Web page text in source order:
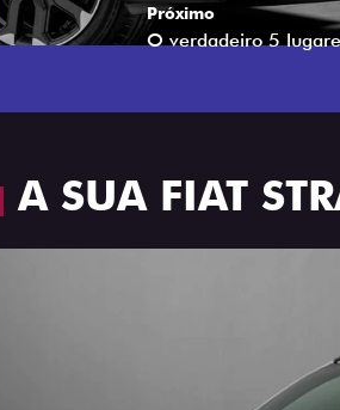
Próximo
Espaço e conforto
A SUA FIAT